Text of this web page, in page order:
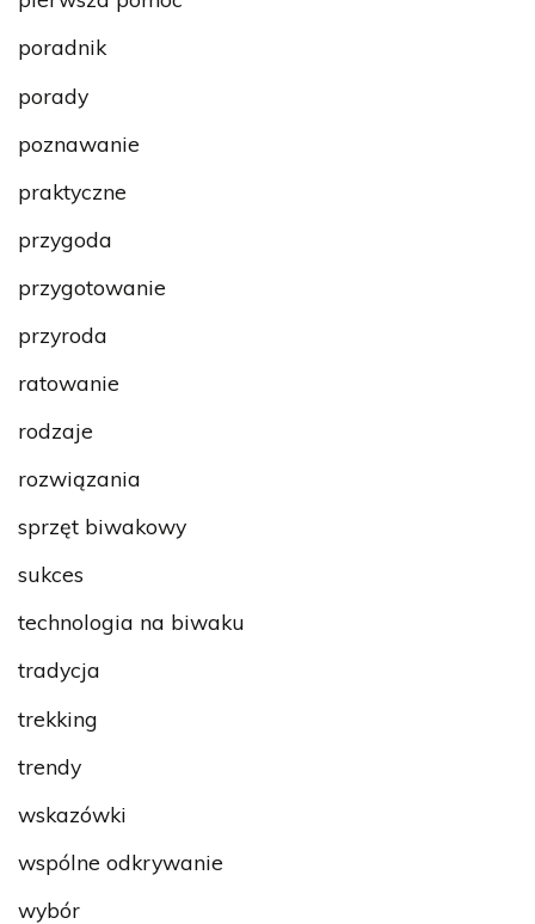
poradnik
porady
poznawanie
praktyczne
przygoda
przygotowanie
przyroda
ratowanie
rodzaje
rozwiązania
sprzęt biwakowy
sukces
technologia na biwaku
tradycja
trekking
trendy
wskazówki
wspólne odkrywanie
wybór